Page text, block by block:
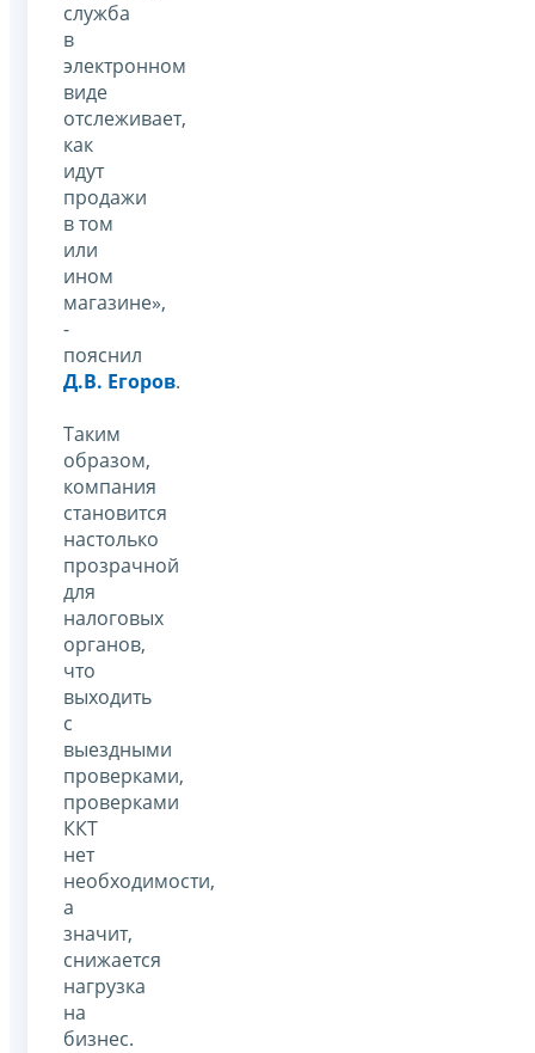
служба
в
электронном
виде
отслеживает,
как
идут
продажи
в том
или
ином
магазине»,
-
пояснил
Д.В. Егоров.
Таким
образом,
компания
становится
настолько
прозрачной
для
налоговых
органов,
что
выходить
с
выездными
проверками,
проверками
ККТ
нет
необходимости,
а
значит,
снижается
нагрузка
на
бизнес.